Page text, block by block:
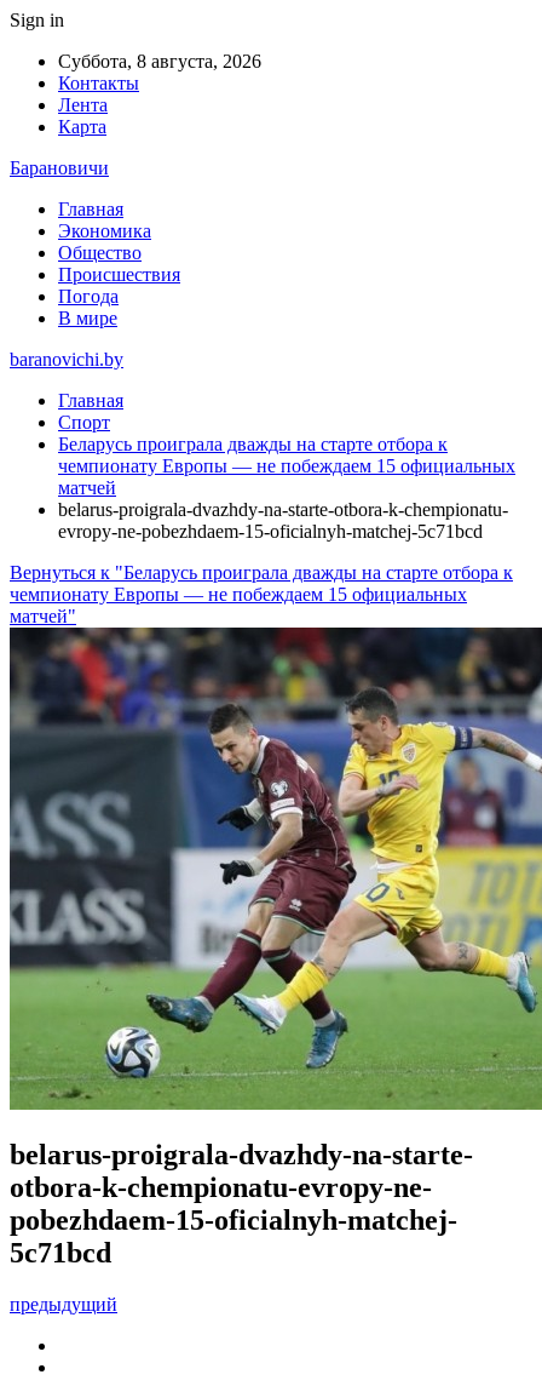
Sign in
Суббота, 8 августа, 2026
Контакты
Лента
Карта
Барановичи
Главная
Экономика
Общество
Происшествия
Погода
В мире
baranovichi.by
Главная
Спорт
Беларусь проиграла дважды на старте отбора к
чемпионату Европы — не побеждаем 15 официальных
матчей
belarus-proigrala-dvazhdy-na-starte-otbora-k-chempionatu-
evropy-ne-pobezhdaem-15-oficialnyh-matchej-5c71bcd
Вернуться к "Беларусь проиграла дважды на старте отбора к
чемпионату Европы — не побеждаем 15 официальных
матчей"
belarus-proigrala-dvazhdy-na-starte-
otbora-k-chempionatu-evropy-ne-
pobezhdaem-15-oficialnyh-matchej-
5c71bcd
предыдущий